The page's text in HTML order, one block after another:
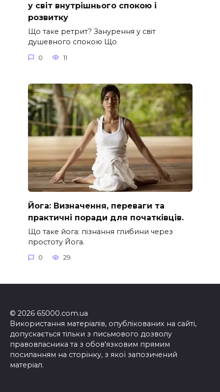
у світ внутрішнього спокою і
розвитку
Що таке ретрит? Занурення у світ
душевного спокою Що
0 11
Йога: Визначення, переваги та
практичні поради для початківців.
Що таке йога: пізнання глибини через
простоту Йога.
0 29
© 2026 65000.com.ua
Використання матеріалів, опублікованих на сайті,
допускається тільки з письмового дозволу
правовласника та з обов'язковим прямим
посиланням на сторінку, з якої запозичений
матеріал.